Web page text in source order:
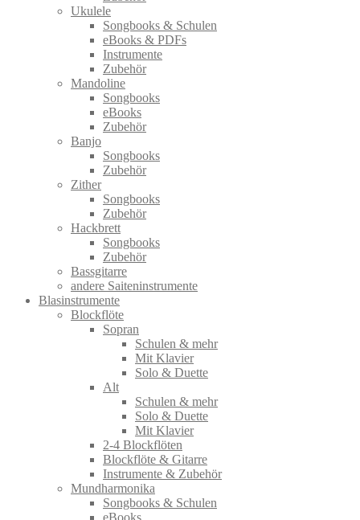
Ukulele
Songbooks & Schulen
eBooks & PDFs
Instrumente
Zubehör
Mandoline
Songbooks
eBooks
Zubehör
Banjo
Songbooks
Zubehör
Zither
Songbooks
Zubehör
Hackbrett
Songbooks
Zubehör
Bassgitarre
andere Saiteninstrumente
Blasinstrumente
Blockflöte
Sopran
Schulen & mehr
Mit Klavier
Solo & Duette
Alt
Schulen & mehr
Solo & Duette
Mit Klavier
2-4 Blockflöten
Blockflöte & Gitarre
Instrumente & Zubehör
Mundharmonika
Songbooks & Schulen
eBooks